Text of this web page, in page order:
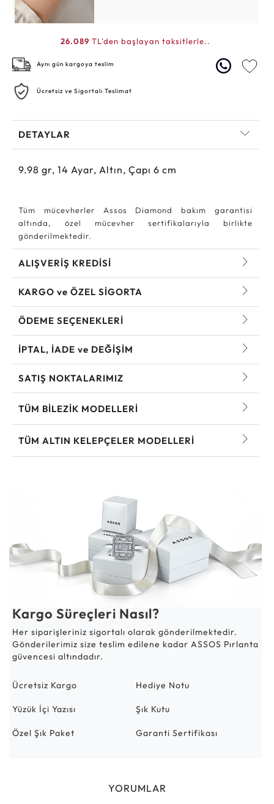
26.089 TL'den başlayan taksitlerle..
Aynı gün kargoya teslim
Ücretsiz ve Sigortalı Teslimat
DETAYLAR
9.98 gr, 14 Ayar, Altın, Çapı 6 cm
Tüm mücevherler Assos Diamond bakım garantisi
altında, özel mücevher sertifikalarıyla birlikte
gönderilmektedir.
ALIŞVERİŞ KREDİSİ
KARGO ve ÖZEL SİGORTA
ÖDEME SEÇENEKLERİ
İPTAL, İADE ve DEĞİŞİM
SATIŞ NOKTALARIMIZ
TÜM BILEZIK MODELLERI
TÜM ALTIN KELEPÇELER MODELLERI
Kargo Süreçleri Nasıl?
Her siparişleriniz sigortalı olarak gönderilmektedir.
Gönderilerimiz size teslim edilene kadar ASSOS Pırlanta
güvencesi altındadır.
Ücretsiz Kargo Hediye Notu
Yüzük İçi Yazısı Şık Kutu
Özel Şık Paket Garanti Sertifikası
YORUMLAR